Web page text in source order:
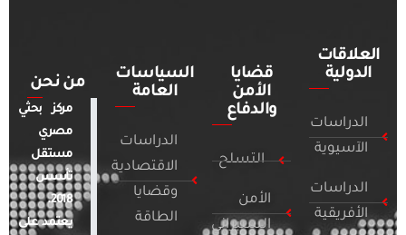
العلاقات
الدولية
الدراسات
الآسيوية
الدراسات
الأفريقية
قضايا
الأمن
والدفاع
التسلح
الأمن
السيبراني
السياسات
العامة
الدراسات
الاقتصادية
وقضايا
الطاقة
من نحن
مركز بحثي
مصري
مستقل
تأسس
2018.
يعتمد على